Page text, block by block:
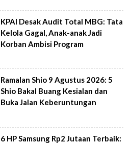
KPAI Desak Audit Total MBG: Tata
Kelola Gagal, Anak-anak Jadi
Korban Ambisi Program
Ramalan Shio 9 Agustus 2026: 5
Shio Bakal Buang Kesialan dan
Buka Jalan Keberuntungan
6 HP Samsung Rp2 Jutaan Terbaik: